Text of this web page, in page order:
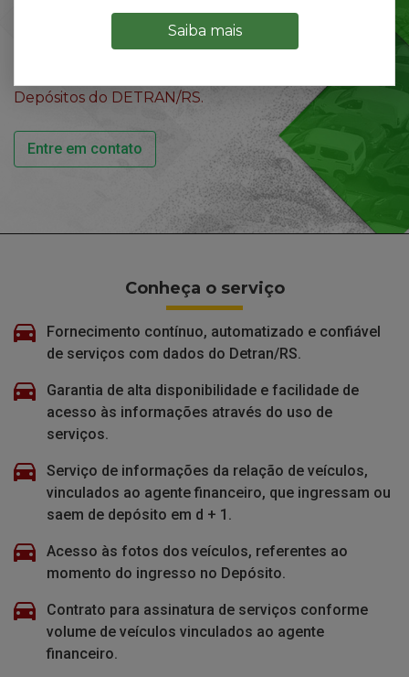
Saiba mais
Financeiras obterem informações
diferenciadas, com agilidade e
segurança, sobre os veículos
Depósitos do DETRAN/RS.
Entre em contato
Conheça o serviço
Fornecimento contínuo, automatizado e confiável
de serviços com dados do Detran/RS.
Garantia de alta disponibilidade e facilidade de
acesso às informações através do uso de
serviços.
Serviço de informações da relação de veículos,
vinculados ao agente financeiro, que ingressam ou
saem de depósito em d + 1.
Acesso às fotos dos veículos, referentes ao
momento do ingresso no Depósito.
Contrato para assinatura de serviços conforme
volume de veículos vinculados ao agente
financeiro.